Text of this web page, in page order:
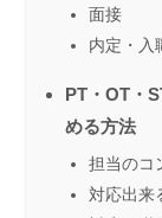
面接
内定・入
PT・OT・
める方法
担当のコ
対応出来